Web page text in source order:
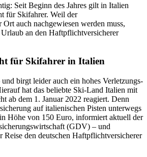
Seit Beginn des Jahres gilt in Italien
für Skifahrer. Weil der
Ort auch nachgewiesen werden muss,
an den Haftpflichtversicherer
für Skifahrer in Italien
birgt leider auch ein hohes Verletzungs-
hat das beliebte Ski-Land Italien mit
ab dem 1. Januar 2022 reagiert. Denn
auf italienischen Pisten unterwegs
Höhe von 150 Euro, informiert aktuell der
(GDV) – und
den deutschen Haftpflichtversicherer